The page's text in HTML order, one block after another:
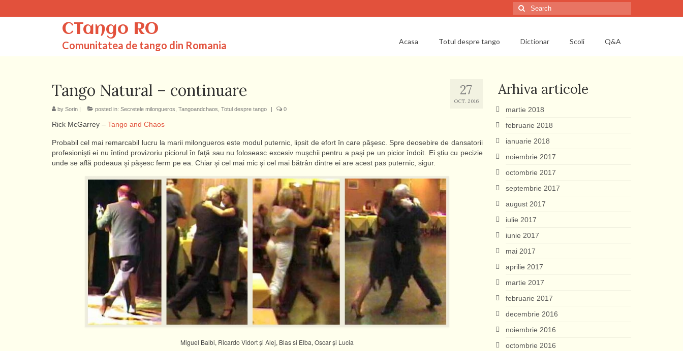
Search
for:
CTango RO
Comunitatea de tango din Romania Acasa Totul despre tango Dictionar Scoli Q&A
27
OCT. 2016
Tango Natural – continuare
by Sorin | posted in: Secretele milongueros Tangoandchaos Totul despre tango | 0
Rick McGarrey – Tango and Chaos
Probabil cel mai remarcabil lucru la marii milongueros este modul puternic, lipsit de efort în care păşesc. Spre deosebire de dansatorii
profesionişti ei nu întind provizoriu piciorul în faţă sau nu foloseasc excesiv muşchii pentru a paşi pe un picior îndoit. Ei ştiu cu pecizie
unde se află podeaua şi păşesc ferm pe ea. Chiar şi cel mai mic şi cel mai bătrân dintre ei are acest pas puternic, sigur.
Miguel Balbi, Ricardo Vidort şi Alej, Blas si Elba, Oscar şi Lucia
Arhiva articole
martie 2018
februarie 2018
ianuarie 2018
noiembrie 2017
octombrie 2017
septembrie 2017
august 2017
iulie 2017
iunie 2017
mai 2017
aprilie 2017
martie 2017
februarie 2017
decembrie 2016
noiembrie 2016
octombrie 2016